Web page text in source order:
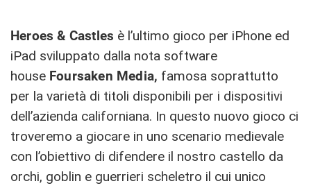
Heroes & Castles è l’ultimo gioco per iPhone ed
iPad sviluppato dalla nota software
house Foursaken Media, famosa soprattutto
per la varietà di titoli disponibili per i dispositivi
dell’azienda californiana. In questo nuovo gioco ci
troveremo a giocare in uno scenario medievale
con l’obiettivo di difendere il nostro castello da
orchi, goblin e guerrieri scheletro il cui unico